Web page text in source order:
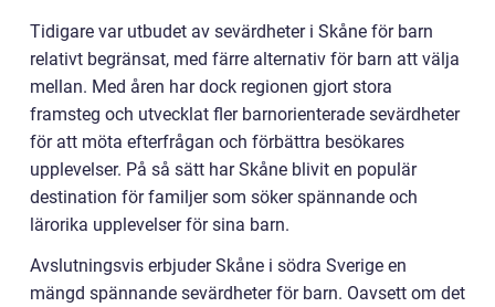
Tidigare var utbudet av sevärdheter i Skåne för barn
relativt begränsat, med färre alternativ för barn att välja
mellan. Med åren har dock regionen gjort stora
framsteg och utvecklat fler barnorienterade sevärdheter
för att möta efterfrågan och förbättra besökares
upplevelser. På så sätt har Skåne blivit en populär
destination för familjer som söker spännande och
lärorika upplevelser för sina barn.
Avslutningsvis erbjuder Skåne i södra Sverige en
mängd spännande sevärdheter för barn. Oavsett om det